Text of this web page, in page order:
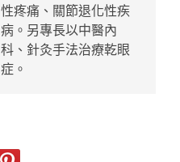
性疼痛、關節退化性疾
病。另專長以中醫內
科、針灸手法治療乾眼
症。